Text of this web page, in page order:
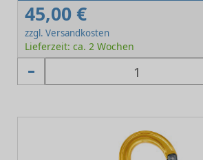
45,00 €
zzgl. Versandkosten
Lieferzeit: ca. 2 Wochen